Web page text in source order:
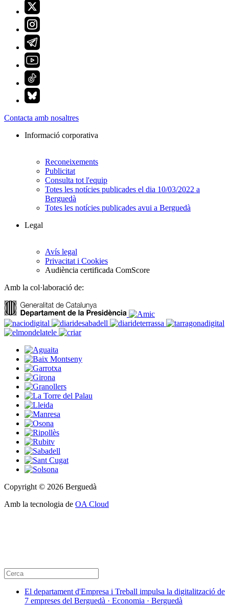
Contacta amb nosaltres
Informació corporativa
Reconeixements
Publicitat
Consulta tot l'equip
Totes les notícies publicades el dia 10/03/2022 a
Berguedà
Totes les notícies publicades avui a Berguedà
Legal
Avís legal
Privacitat i Cookies
Audiència certificada ComScore
Amb la col·laboració de:
Copyright © 2026 Berguedà
Amb la tecnologia de OA Cloud
El departament d'Empresa i Treball impulsa la digitalització de
7 empreses del Berguedà · Economia · Berguedà